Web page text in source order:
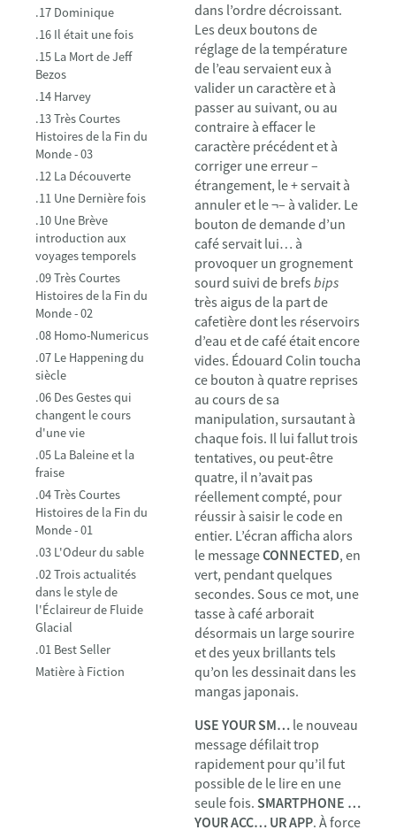
.17 Dominique
.16 Il était une fois
.15 La Mort de Jeff
Bezos
.14 Harvey
.13 Très Courtes
Histoires de la Fin du
Monde - 03
.12 La Découverte
.11 Une Dernière fois
.10 Une Brève
introduction aux
voyages temporels
.09 Très Courtes
Histoires de la Fin du
Monde - 02
.08 Homo-Numericus
.07 Le Happening du
siècle
.06 Des Gestes qui
changent le cours
d'une vie
.05 La Baleine et la
fraise
.04 Très Courtes
Histoires de la Fin du
Monde - 01
.03 L'Odeur du sable
.02 Trois actualités
dans le style de
l'Éclaireur de Fluide
Glacial
.01 Best Seller
Matière à Fiction
dans l’ordre décroissant.
Les deux boutons de
réglage de la température
de l’eau servaient eux à
valider un caractère et à
passer au suivant, ou au
contraire à effacer le
caractère précédent et à
corriger une erreur –
étrangement, le + servait à
annuler et le ¬– à valider. Le
bouton de demande d’un
café servait lui… à
provoquer un grognement
sourd suivi de brefs bips
très aigus de la part de
cafetière dont les réservoirs
d’eau et de café était encore
vides. Édouard Colin toucha
ce bouton à quatre reprises
au cours de sa
manipulation, sursautant à
chaque fois. Il lui fallut trois
tentatives, ou peut-être
quatre, il n’avait pas
réellement compté, pour
réussir à saisir le code en
entier. L’écran afficha alors
le messageCONNECTED, en
vert, pendant quelques
secondes. Sous ce mot, une
tasse à café arborait
désormais un large sourire
et des yeux brillants tels
qu’on les dessinait dans les
mangas japonais.
USE YOUR SM… le nouveau
message défilait trop
rapidement pour qu’il fut
possible de le lire en une
seule fois. SMARTPHONE …
YOUR ACC… UR APP. À force